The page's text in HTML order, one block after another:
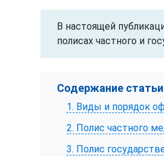
В настоящей
полисах частного и
Содержание статьи
1. Виды и порядок
2. Полис частного
3. Полис